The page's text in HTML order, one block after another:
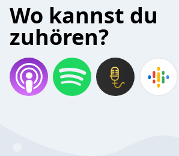
Wo kannst du
zuhören?